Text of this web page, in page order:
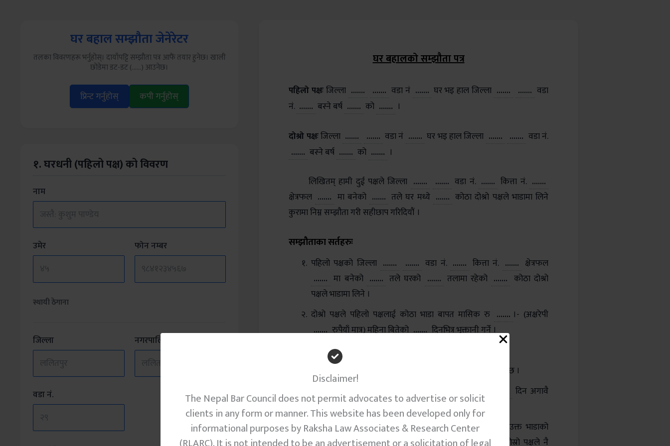
Disclaimer!
The Nepal Bar Council does not permit advocates to advertise or solicit
clients in any form or manner. This website has been developed only for
informational purposes by Raksha Law Associates & Research Center
घर बहाल सम्झौता जेनेरेटर
तलका विवरणहरू भर्नुहोस्। दायाँपट्टि सम्झौता पत्र आफैं तयार हुनेछ। खाली
छोडेमा डट-डट (......) आउनेछ।
प्रिन्ट गर्नुहोस् कपी गर्नुहोस्
१. घरधनी (पहिलो पक्ष) को विवरण
नाम
उमेर फोन नम्बर
स्थायी ठेगाना
जिल्ला नगरपालिका/गा.पा.
वडा नं.
घर बहालको सम्झौता पत्र
पहिलो पक्षःजिल्ला ....... ....... वडा नं ....... घर भइ हाल जिल्ला ....... ....... वडा
नं. ....... बस्नेबर्ष ....... को ....... ।
दोश्रो पक्षःजिल्ला ....... ....... वडा नं ....... घर भइ हाल जिल्ला ....... ....... वडा नं.
....... बस्नेबर्ष ....... को ....... ।
लिखितम् हामी दुई पक्षले जिल्ला ....... ....... वडा नं. ....... कित्ता नं. .......
क्षेत्रफल ....... मा बनेको ....... तले घर मध्ये ....... कोठा दोश्रो पक्षले भाडामा लिने
कुरामा निम्न सम्झौता गरी सहीछाप गरिदियौं ।
सम्झौताका सर्तहरुः
पहिलो पक्षको जिल्ला ....... ....... वडा नं. ....... कित्ता नं. ....... क्षेत्रफल
....... मा बनेको ....... तले घरको ....... तलामा रहेको ....... कोठा दोश्रो
पक्षले भाडामा लिने ।
दोश्रो पक्षले पहिलो पक्षलाई कोठा भाडा बापत मासिक रु ....... ।- (अक्षरेपी
.......रुपैयाँ मात्र) महिना बितेको.......दिनभित्र भुक्तानी गर्ने ।
यो सम्झौता पत्र
भाडामा लिएको कोठाको संरक्षण रेखदेख जिम्मेवारी दोश्रो पक्षको हुनेछ ।
कुनै पक्षले घर/कोठा/जग्गा छोड्न वा खाली गराउन चाहेमा
दिन अगावै
सुचना दिनु पर्नेछ।
यस करार बमोजिम दोस्रो पक्षले घर/कोठा/जग्गा भाडामा लिंदा उक्त भाडाको
अतिरिक्त विद्युत महशुल, खानेपानी, टेलिफोन, सरसफाई शुल्क दोस्रो पक्षले नै